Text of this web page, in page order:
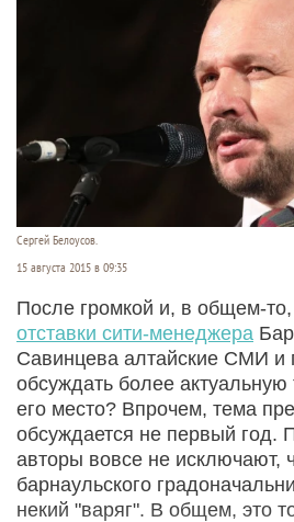
Сергей Белоусов.
15 августа 2015 в 09:35
После громкой и, в общем-
отставки сити-менеджера
Савинцева алтайские СМИ и
обсуждать более актуальную
его место? Впрочем, тема
обсуждается не первый год.
авторы вовсе не исключают,
барнаульского
некий "варяг". В общем, это